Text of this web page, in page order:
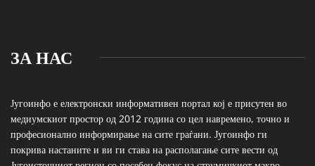
ЗА НАС
Југоинфо е електронски информативен портал кој е присутен во
медиумскиот простор од 2012 година со цел навремено, точно и
професионално информирање на сите граѓани. Југоинфо ги
покрива настаните и ви ги става на располагање сите вести од